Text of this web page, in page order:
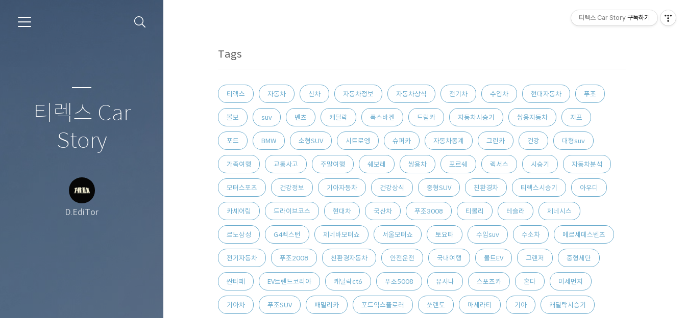
티렉스 Car
Story
D.EdiTor
Tags
티렉스 자동차 신차 자동차정보 자동차상식 전기차 수입차 현대자동차 푸조
볼보 suv 벤츠 캐딜락 폭스바겐 드림카 자동차시승기 쌍용자동차 지프
포드 BMW 소형SUV 시트로엥 슈퍼카 자동차통계 그린카 건강 대형suv
가족여행 교통사고 주말여행 쉐보레 쌍용차 포르쉐 렉서스 시승기 자동차분석
모터스포츠 건강정보 기아자동차 건강상식 중형SUV 친환경차 티렉스시승기 아우디
카셰어링 드라이브코스 현대차 국산차 푸조3008 티볼리 테슬라 제네시스
르노삼성 G4렉스턴 제네바모터쇼 서울모터쇼 토요타 수입suv 수소차 메르세데스벤츠
전기자동차 푸조2008 친환경자동차 안전운전 국내여행 볼트EV 그랜저 중형세단
싼타페 EV트렌드코리아 캐딜락ct6 푸조5008 유사나 스포츠카 혼다 미세먼지
기아차 푸조SUV 패밀리카 포드익스플로러 쏘렌토 마세라티 기아 캐딜락시승기
티렉스 Car Story 구독하기